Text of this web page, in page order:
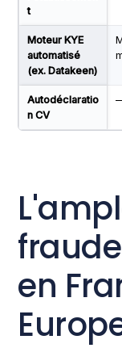
t
Moteur KYE
automatisé
(ex. Datakeen)
Autodéclaratio
n CV
en